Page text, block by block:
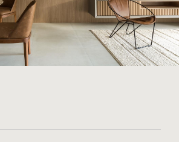
Área do Cliente
Vendas: (41) 3501-3351